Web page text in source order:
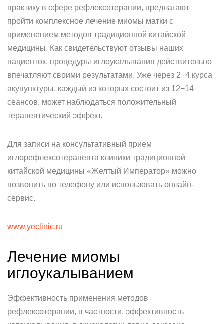
практику в сфере рефлексотерапии, предлагают
пройти комплексное лечение миомы матки с
применением методов традиционной китайской
медицины. Как свидетельствуют отзывы наших
пациенток, процедуры иглоукалывания действительно
впечатляют своими результатами. Уже через 2−4 курса
акупунктуры, каждый из которых состоит из 12−14
сеансов, может наблюдаться положительный
терапевтический эффект.
Для записи на консультативный прием
иглорефлексотерапевта клиники традиционной
китайской медицины «Желтый Император» можно
позвонить по телефону или использовать онлайн-
сервис.
www.yeclinic.ru
Лечение миомы
иглоукалыванием
Эффективность применения методов
рефлексотерапии, в частности, эффективность